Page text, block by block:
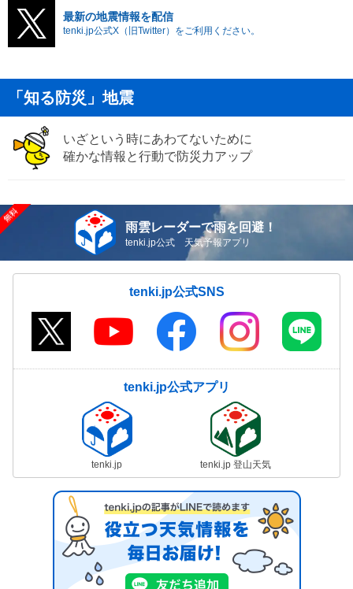
最新の地震情報を配信
tenki.jp公式X（旧Twitter）をご利用ください。
「知る防災」地震
いざという時にあわてないために
確かな情報と行動で防災力アップ
雨雲レーダーで雨を回避！
tenki.jp公式 天気予報アプリ
tenki.jp公式SNS
tenki.jp公式アプリ
tenki.jp tenki.jp 登山天気